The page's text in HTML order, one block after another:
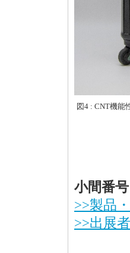
図4 : CNT機能
小間番
>>製品
>>出展